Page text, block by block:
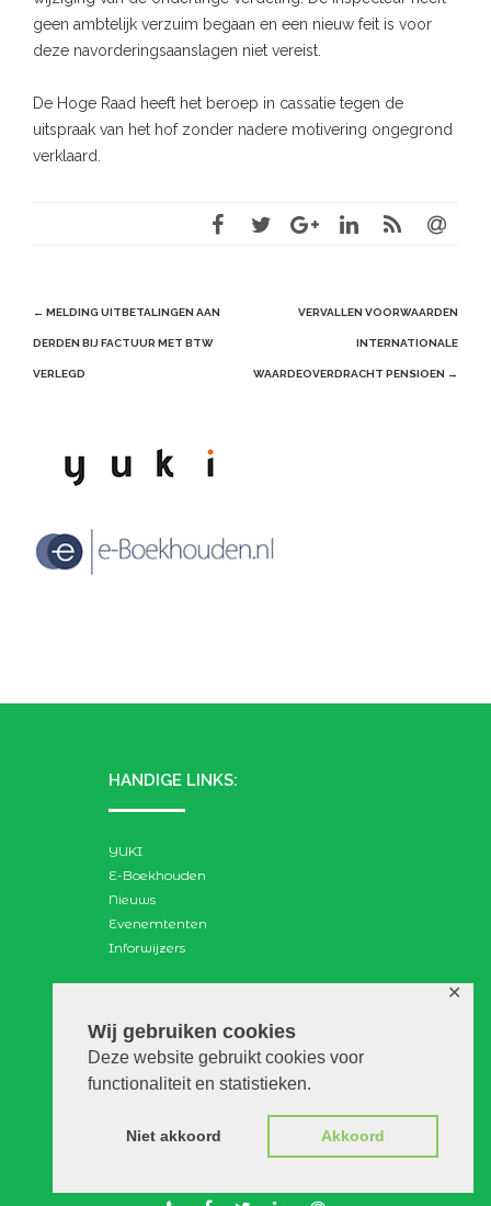
Wij gebruiken cookies
Deze website gebruikt cookies voor
functionaliteit en statistieken.
Niet akkoord Akkoord
✕
geen ambtelijk verzuim begaan en een nieuw feit is voor
deze navorderingsaanslagen niet vereist.
De Hoge Raad heeft het beroep in cassatie tegen de
uitspraak van het hof zonder nadere motivering ongegrond
verklaard.
Post
navigation
← MELDING UITBETALINGEN AAN
DERDEN BIJ FACTUUR MET BTW
VERLEGD
VERVALLEN VOORWAARDEN
INTERNATIONALE
WAARDEOVERDRACHT PENSIOEN →
HANDIGE LINKS:
YUKI
E-Boekhouden
Nieuws
Evenemtenten
Inforwijzers
Search